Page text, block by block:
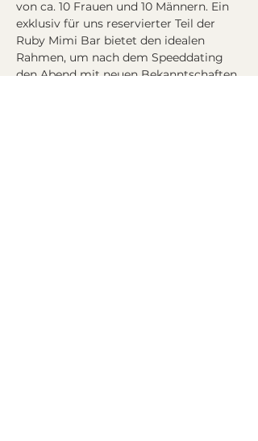
von ca. 10 Frauen und 10 Männern. Ein
exklusiv für uns reservierter Teil der
Ruby Mimi Bar bietet den idealen
Rahmen, um nach dem Speeddating
den Abend mit neuen Bekanntschaften